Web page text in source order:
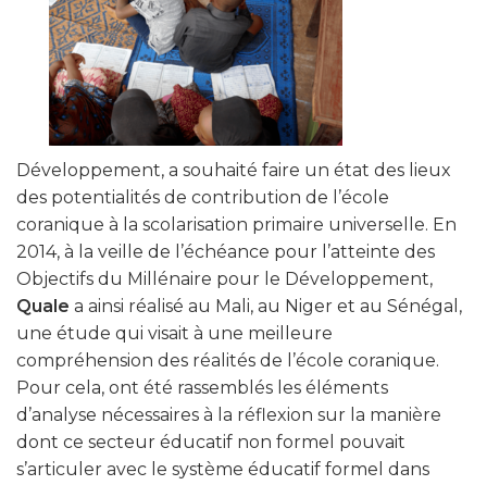
Développement, a souhaité faire un état des lieux
des potentialités de contribution de l’école
coranique à la scolarisation primaire universelle. En
2014, à la veille de l’échéance pour l’atteinte des
Objectifs du Millénaire pour le Développement,
Quale a ainsi réalisé au Mali, au Niger et au Sénégal,
une étude qui visait à une meilleure
compréhension des réalités de l’école coranique.
Pour cela, ont été rassemblés les éléments
d’analyse nécessaires à la réflexion sur la manière
dont ce secteur éducatif non formel pouvait
s’articuler avec le système éducatif formel dans